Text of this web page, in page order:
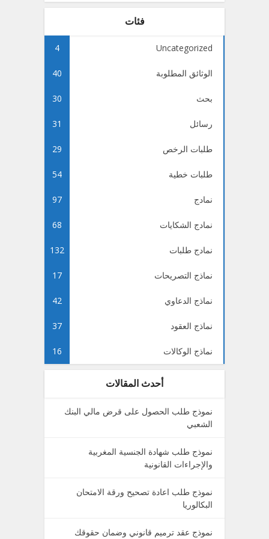
فئات
Uncategorized
4
الوثائق المطلوبة 40
بحث 30
رسائل 31
طلبات الرخص 29
طلبات خطية 54
نمادج 97
نمادج الشكايات 68
نمادج طلبات 132
نماذج التصريحات 17
نماذج الدعاوي 42
نماذج العقود 37
نماذج الوكالات 16
أحدث المقالات
نموذج طلب الحصول على قرض مالي البنك
الشعبي
نموذج طلب شهادة الجنسية المغربية
والإجراءات القانونية
نموذج طلب اعادة تصحيح ورقة الامتحان
البكالوريا
نموذج عقد ترميم قانوني وضمان حقوقك